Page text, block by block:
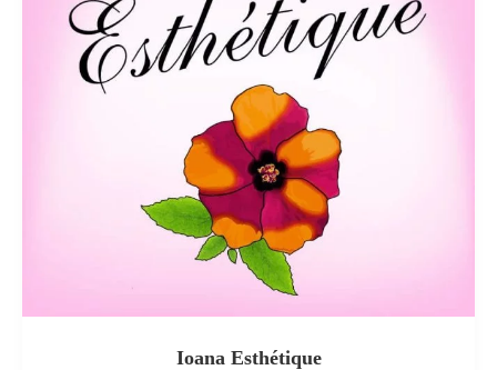
Ioana Esthétique